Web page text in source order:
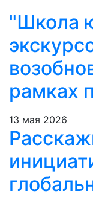
"Школа
рамках
13 мая 2026